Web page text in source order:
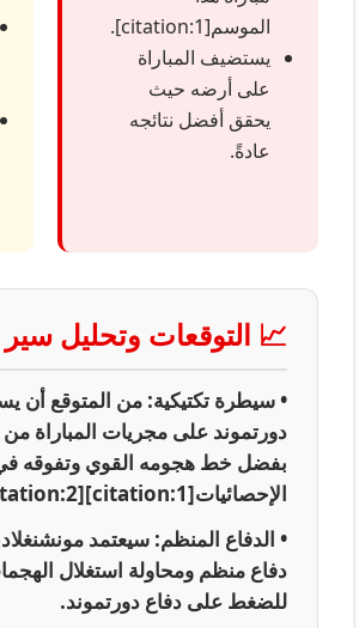
الموسم[citation:1].
يستضيف المباراة
على أرضه حيث
يحقق أفضل نتائجه
عادةً.
📈 التوقعات وتحليل سير
•سيطرة تكتيكية: من المتوقع أن
دورتموند على مجريات المباراة من
بفضل خط هجومه القوي وتفوقه
الإحصائيات[citation:1][citation:2].
• الدفاع المنظم: سيعتمد
دفاع منظم ومحاولة استغلال
للضغط على دفاع دورتموند.